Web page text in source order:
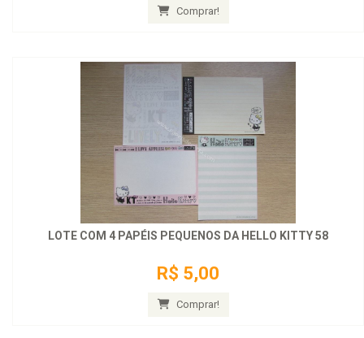
Comprar!
LOTE COM 4 PAPÉIS PEQUENOS DA HELLO KITTY 58
R$ 5,00
Comprar!